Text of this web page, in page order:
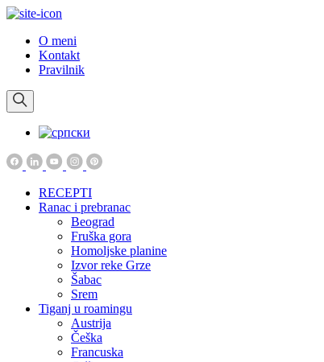
O meni
Kontakt
Pravilnik
RECEPTI
Ranac i prebranac
Beograd
Fruška gora
Homoljske planine
Izvor reke Grze
Šabac
Srem
Tiganj u roamingu
Austrija
Češka
Francuska